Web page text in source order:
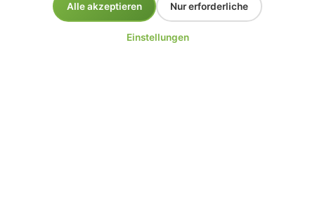
Alle akzeptieren
Nur erforderliche
Einstellungen